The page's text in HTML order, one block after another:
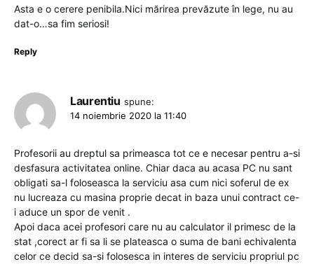
Asta e o cerere penibila.Nici mărirea prevăzute în lege, nu au
dat-o…sa fim seriosi!
Reply
Laurentiu spune:
14 noiembrie 2020 la 11:40
Profesorii au dreptul sa primeasca tot ce e necesar pentru a-si
desfasura activitatea online. Chiar daca au acasa PC nu sant
obligati sa-l foloseasca la serviciu asa cum nici soferul de ex
nu lucreaza cu masina proprie decat in baza unui contract ce-
i aduce un spor de venit .
Apoi daca acei profesori care nu au calculator il primesc de la
stat ,corect ar fi sa li se plateasca o suma de bani echivalenta
celor ce decid sa-si folosesca in interes de serviciu propriul pc